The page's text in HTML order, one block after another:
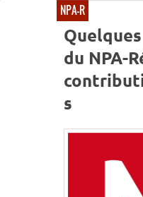
NPA-R
du NPA-
s